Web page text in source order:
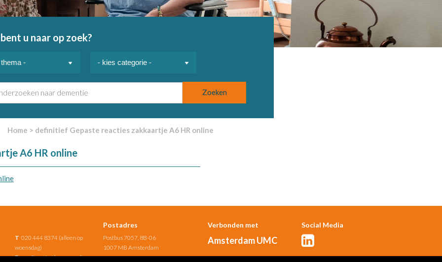
u naar op zoek?
Home > definitief Gepaste reacties zakkaartje A6 HR online
A6 HR online
T 020 444 8374 (alleen op
woensdag)
E uno@amsterdamumc.nl
Postadres
Postbus 7057, 8B-06
1007 MB Amsterdam
Verbonden met
Amsterdam UMC
Social Media